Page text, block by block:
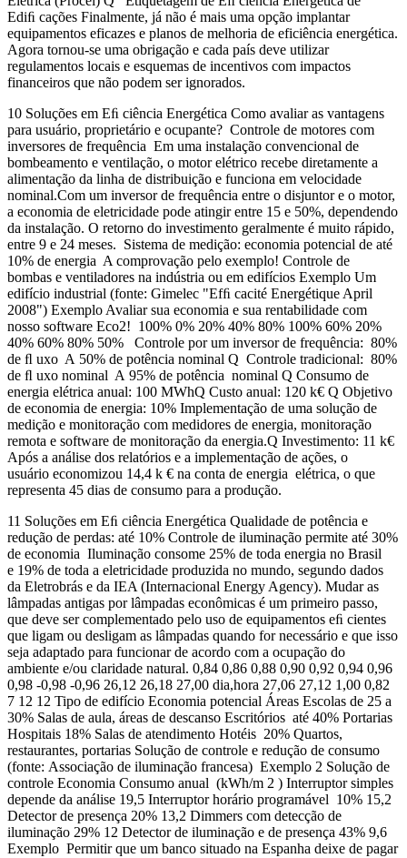
Ediﬁ cações Finalmente, já não é mais uma opção implantar
equipamentos eficazes e planos de melhoria de eficiência energética.
Agora tornou-se uma obrigação e cada país deve utilizar
regulamentos locais e esquemas de incentivos com impactos
financeiros que não podem ser ignorados.
10 Soluções em Eﬁ ciência Energética Como avaliar as vantagens
para usuário, proprietário e ocupante? Controle de motores com
inversores de frequência Em uma instalação convencional de
bombeamento e ventilação, o motor elétrico recebe diretamente a
alimentação da linha de distribuição e funciona em velocidade
nominal.Com um inversor de frequência entre o disjuntor e o motor,
a economia de eletricidade pode atingir entre 15 e 50%, dependendo
da instalação. O retorno do investimento geralmente é muito rápido,
entre 9 e 24 meses. Sistema de medição: economia potencial de até
10% de energia A comprovação pelo exemplo! Controle de
bombas e ventiladores na indústria ou em edifícios Exemplo Um
edifício industrial (fonte: Gimelec "Efﬁ cacité Energétique April
2008") Exemplo Avaliar sua economia e sua rentabilidade com
nosso software Eco2! 100% 0% 20% 40% 80% 100% 60% 20%
40% 60% 80% 50% Controle por um inversor de frequência: 80%
de ﬂ uxo A 50% de potência nominal Q Controle tradicional: 80%
de ﬂ uxo nominal A 95% de potência nominal Q Consumo de
energia elétrica anual: 100 MWhQ Custo anual: 120 k€ Q Objetivo
de economia de energia: 10% Implementação de uma solução de
medição e monitoração com medidores de energia, monitoração
remota e software de monitoração da energia.Q Investimento: 11 k€
Após a análise dos relatórios e a implementação de ações, o
usuário economizou 14,4 k € na conta de energia elétrica, o que
representa 45 dias de consumo para a produção.
11 Soluções em Eﬁ ciência Energética Qualidade de potência e
redução de perdas: até 10% Controle de iluminação permite até 30%
de economia Iluminação consome 25% de toda energia no Brasil
e 19% de toda a eletricidade produzida no mundo, segundo dados
da Eletrobrás e da IEA (Internacional Energy Agency). Mudar as
lâmpadas antigas por lâmpadas econômicas é um primeiro passo,
que deve ser complementado pelo uso de equipamentos eﬁ cientes
que ligam ou desligam as lâmpadas quando for necessário e que isso
seja adaptado para funcionar de acordo com a ocupação do
ambiente e/ou claridade natural. 0,84 0,86 0,88 0,90 0,92 0,94 0,96
0,98 -0,98 -0,96 26,12 26,18 27,00 dia,hora 27,06 27,12 1,00 0,82
7 12 12 Tipo de edifício Economia potencial Áreas Escolas de 25 a
30% Salas de aula, áreas de descanso Escritórios até 40% Portarias
Hospitais 18% Salas de atendimento Hotéis 20% Quartos,
restaurantes, portarias Solução de controle e redução de consumo
(fonte: Associação de iluminação francesa) Exemplo 2 Solução de
controle Economia Consumo anual (kWh/m 2 ) Interruptor simples
depende da análise 19,5 Interruptor horário programável 10% 15,2
Detector de presença 20% 13,2 Dimmers com detecção de
iluminação 29% 12 Detector de iluminação e de presença 43% 9,6
Exemplo Permitir que um banco situado na Espanha deixe de pagar